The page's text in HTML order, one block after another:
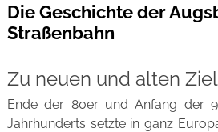
Die Geschichte der
Straßenbahn
Zu neuen und alten
Ende der 80er und Anfang der
Jahrhunderts setzte in ganz